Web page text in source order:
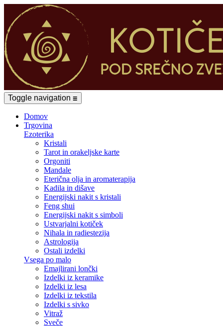
Toggle navigation ☰
Domov
Trgovina
Ezoterika
Kristali
Tarot in orakeljske karte
Orgoniti
Mandale
Eterična olja in aromaterapija
Kadila in dišave
Energijski nakit s kristali
Feng shui
Energijski nakit s simboli
Ustvarjalni kotiček
Nihala in radiestezija
Astrologija
Ostali izdelki
Vsega po malo
Emajlirani lončki
Izdelki iz keramike
Izdelki iz lesa
Izdelki iz tekstila
Izdelki s sivko
Vitraž
Sveče